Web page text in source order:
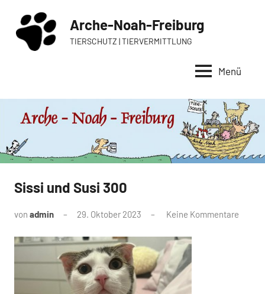
Inhalt
springen
Arche-Noah-Freiburg
TIERSCHUTZ | TIERVERMITTLUNG
Menü
Sissi und Susi 300
von admin 29. Oktober 2023 Keine Kommentare